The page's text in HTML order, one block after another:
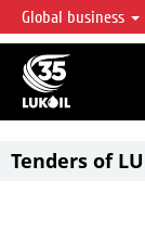
LUKOIL
LUKOIL is one of the
accounting for over
reserves globally.
Global business
Tenders of